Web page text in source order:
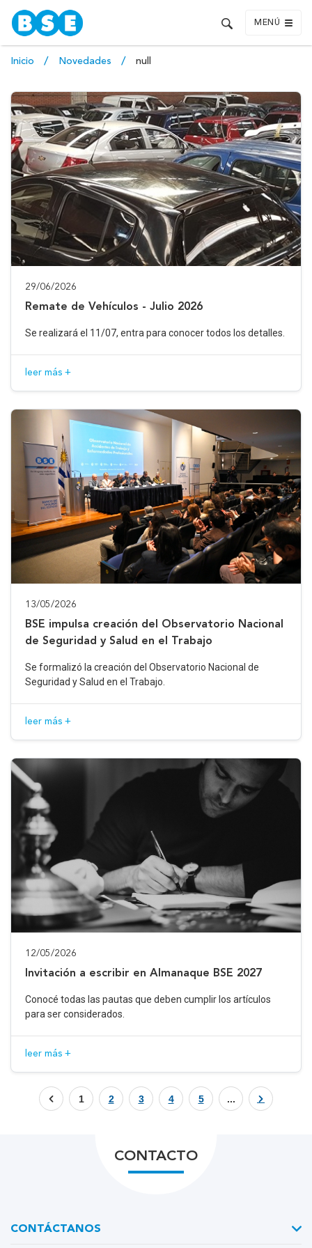
MENÚ
Inicio Novedades null
29/06/2026
Remate de Vehículos - Julio 2026
Se realizará el 11/07, entra para conocer todos los detalles.
leer más +
13/05/2026
BSE impulsa creación del Observatorio Nacional
de Seguridad y Salud en el Trabajo
Se formalizó la creación del Observatorio Nacional de
Seguridad y Salud en el Trabajo.
leer más +
12/05/2026
Invitación a escribir en Almanaque BSE 2027
Conocé todas las pautas que deben cumplir los artículos
para ser considerados.
leer más +
1 2 3 4 5 ...
CONTACTO
CONTÁCTANOS